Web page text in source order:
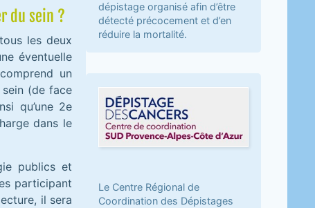
du sein ?
les deux
éventuelle
un
(de face
qu’une 2e
dans le
publics et
participant
il sera
dépistage organisé afin d’être
détecté précocement et d’en
réduire la mortalité.
Le Centre Régional de
Coordination des Dépistages